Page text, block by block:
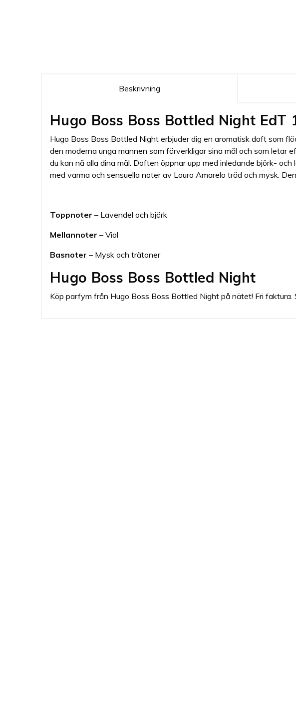
Beskrivning
Hugo Boss Boss Bottled Night EdT
Hugo Boss Boss Bottled Night erbjuder dig en aromatisk doft som
den moderna unga mannen som förverkligar sina mål och som
du kan nå alla dina mål. Doften öppnar upp med inledande björk-
med varma och sensuella noter av Louro Amarelo träd och mysk.
Toppnoter – Lavendel och björk
Mellannoter – Viol
Basnoter – Mysk och trätoner
Hugo Boss Boss Bottled Night
Köp parfym från Hugo Boss Boss Bottled Night på nätet! Fri faktura.